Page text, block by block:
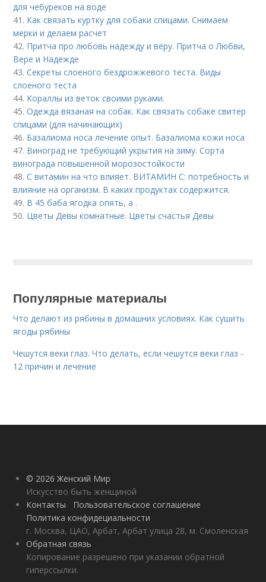
для чебуреков на воде
41. Как связать куртку для собаки спицами. Снимаем
мерки и делаем расчет
42. Притча про любовь надежду и веру. Притча о Любви,
Вере и Надежде
43.Секреты слоеного бездрожжевого теста. Виды
слоеного теста
44. Кораллы из веток своими руками.
45.Одежда вязаная на собак. Как связать собаке свитер
спицами (для начинающих)
46. Базалиома носа лечение опыт. Базалиома кожи носа
47. Виноград не требующий укрытия на зиму. Сорта
винограда повышенной морозостойкости
48.С витамин на что влияет. ВИТАМИН С: потребность и
влияние на организм. В каких продуктах содержится.
49. В 45 баба ягодка опять, а .
50. Цветы Девы комнатные. Цветы счастья Девы
Популярные материалы
Что делают из рябины в домашних условиях. Как сушить
ягоды рябины
Чешутся веки глаз. Что делать, если чешутся веки глаз -
12 причин и лечение
© 2026 Женский Мир
Искусство быть женщиной
Контакты
Пользовательское соглашение
Политика конфидециальности
г. Москва, ЦАО, Арбат, Арбат улица 28, м. Смоленская
Обратная связь
Копирование разрешено при указании обратной
гиперссылки.